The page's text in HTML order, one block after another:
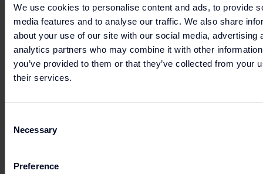
We use cookies to personalise content and ads, to provide
media features and to analyse our traffic. We also share
about your use of our site with our social media, advertising
analytics partners who may combine it with other
you’ve provided to them or that they’ve collected from your
their services.
Selection
Necessary
Preference
OPENINGSTIJDEN